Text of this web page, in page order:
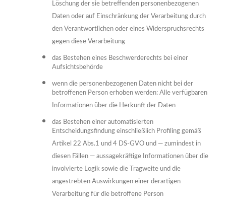
Löschung der sie betreffenden personenbezogenen
Daten oder auf Einschränkung der Verarbeitung durch
den Verantwortlichen oder eines Widerspruchsrechts
gegen diese Verarbeitung
das Bestehen eines Beschwerderechts bei einer
Aufsichtsbehörde
wenn die personenbezogenen Daten nicht bei der
betroffenen Person erhoben werden: Alle verfügbaren
Informationen über die Herkunft der Daten
das Bestehen einer automatisierten
Entscheidungsfindung einschließlich Profiling gemäß
Artikel 22 Abs.1 und 4 DS-GVO und — zumindest in
diesen Fällen — aussagekräftige Informationen über die
involvierte Logik sowie die Tragweite und die
angestrebten Auswirkungen einer derartigen
Verarbeitung für die betroffene Person